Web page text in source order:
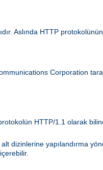
Aslında HTTP protokolünün
Corporation
HTTP/1.1 olarak
dizinlerine yapılandırma